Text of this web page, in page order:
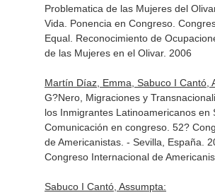
Problematica de las Mujeres del
Vida. Ponencia en Congreso.
Equal. Reconocimiento de
de las Mujeres en el Olivar. 2006
Martín Díaz, Emma, Sabuco I Cantó,
G?Nero, Migraciones y
los Inmigrantes Latinoamericanos en
Comunicación en congreso. 52?
de Americanistas. - Sevilla, España.
Congreso Internacional de
Sabuco I Cantó, Assumpta: